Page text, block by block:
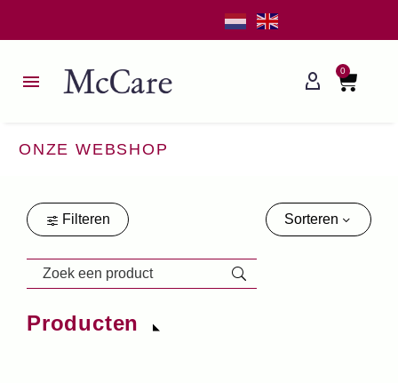
0
ONZE WEBSHOP
Filteren
Producten
Sorteren